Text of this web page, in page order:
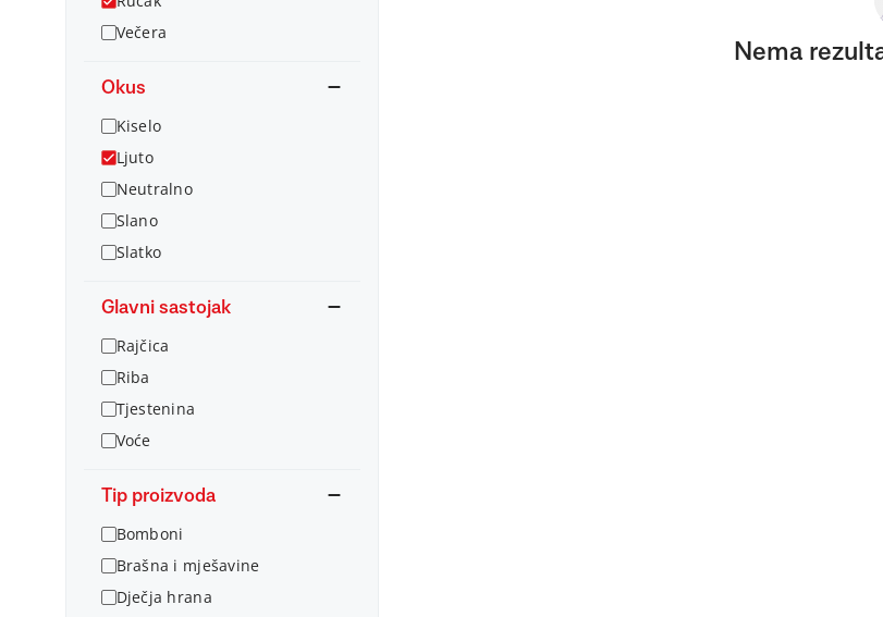
Večera
Okus
Kiselo
Ljuto
Neutralno
Slano
Slatko
Glavni sastojak
Rajčica
Riba
Tjestenina
Voće
Tip proizvoda
Bomboni
Brašna i mješavine
Dječja hrana
Nema